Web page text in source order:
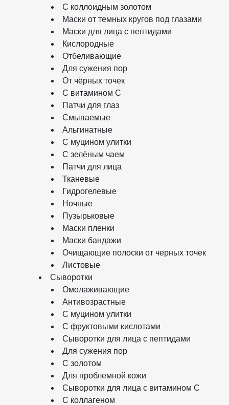
С коллоидным золотом
Маски от темных кругов под глазами
Маски для лица с пептидами
Кислородные
Отбеливающие
Для сужения пор
От чёрных точек
С витамином C
Патчи для глаз
Смываемые
Альгинатные
С муцином улитки
С зелёным чаем
Патчи для лица
Тканевые
Гидрогелевые
Ночные
Пузырьковые
Маски пленки
Маски бандажи
Очищающие полоски от черных точек
Листовые
Сыворотки
Омолаживающие
Антивозрастные
С муцином улитки
С фруктовыми кислотами
Сыворотки для лица с пептидами
Для сужения пор
С золотом
Для проблемной кожи
Сыворотки для лица с витамином C
С коллагеном